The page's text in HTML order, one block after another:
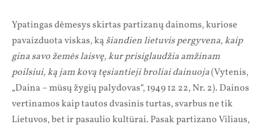
Ypatingas dėmesys skirtas partizanų dainoms, kuriose
pavaizduota viskas, kąšiandien lietuvis pergyvena, kaip
gina savo žemės laisvę, kur prisiglaudžia amžinam
poilsiui, ką jam kovą tęsiantieji broliai dainuoja(Vytenis,
„Daina – mūsų žygių palydovas“, 1949 12 22, Nr. 2). Dainos
vertinamos kaip tautos dvasinis turtas, svarbus ne tik
Lietuvos, bet ir pasaulio kultūrai. Pasak partizano Viliaus,